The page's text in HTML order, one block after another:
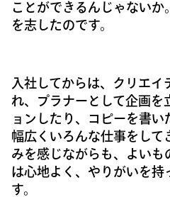
ことができるんじゃない
を志したのです。
入社してからは、クリエイ
れ、プラナーとして企画を
ョンしたり、コピーを書
幅広くいろんな仕事をして
みを感じながらも、よいも
は心地よく、やりがいを持
す。